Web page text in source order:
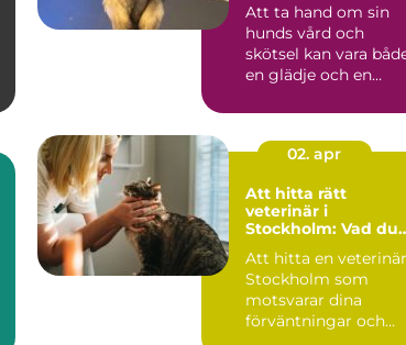
Att ta hand om sin
hunds vård och
skötsel kan vara
en glädje och en
02. apr
Att hitta rätt
veterinär i
Stockholm: Vad du
Att hitta en
Stockholm som
motsvarar dina
förväntningar och